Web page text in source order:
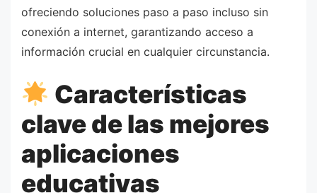
ofreciendo soluciones paso a paso incluso sin
conexión a internet, garantizando acceso a
información crucial en cualquier circunstancia.
Características
clave de las mejores
aplicaciones
educativas